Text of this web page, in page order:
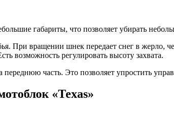
габариты, что позволяет убирать
При вращении шнек передает снег в жерло,
возможность регулировать высоту захвата.
переднюю часть. Это позволяет упростить
«Техаs»